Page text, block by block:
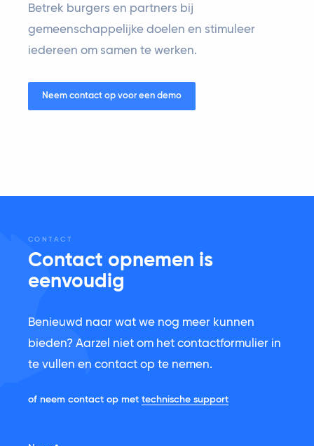
Betrek burgers en partners bij
gemeenschappelijke doelen en stimuleer
iedereen om samen te werken.
Neem contact op voor een demo
CONTACT
Contact opnemen is
eenvoudig
Benieuwd naar wat we nog meer kunnen
bieden? Aarzel niet om het contactformulier in
te vullen en contact op te nemen.
of neem contact op met technische support